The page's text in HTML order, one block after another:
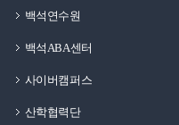
백석연수원
백석ABA센터
사이버캠퍼스
산학협력단